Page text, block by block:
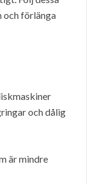
och förlänga
och dålig
är mindre